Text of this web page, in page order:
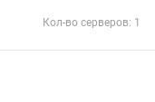
Кол-во серверов: 1